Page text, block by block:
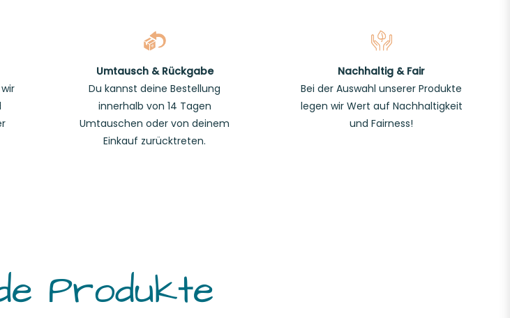
Umtausch & Rückgabe
Du kannst deine Bestellung
innerhalb von 14 Tagen
Umtauschen oder von deinem
Einkauf zurücktreten.
Nachhaltig & Fair
Bei der Auswahl unserer Produkte
legen wir Wert auf Nachhaltigkeit
und Fairness!
Produkte